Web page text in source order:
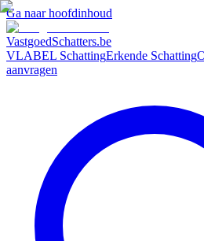
Ga naar hoofdinhoud
VastgoedSchatters.be
VLABEL SchattingErkende Schatting
aanvragen